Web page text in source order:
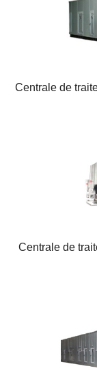
Centrale de
Centrale de